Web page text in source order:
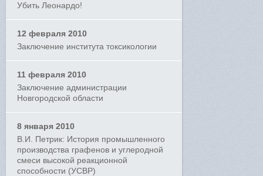
Убить Леонардо!
12 февраля 2010
Заключение института токсикологии
11 февраля 2010
Заключение администрации
Новгородской области
8 января 2010
В.И. Петрик: История промышленного
производства графенов и углеродной
смеси высокой реакционной
способности (УСВР)